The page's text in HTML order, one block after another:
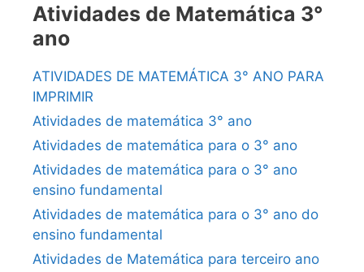
Atividades de Matemática 3°
ano
ATIVIDADES DE MATEMÁTICA 3° ANO PARA
IMPRIMIR
Atividades de matemática 3° ano
Atividades de matemática para o 3° ano
Atividades de matemática para o 3° ano
ensino fundamental
Atividades de matemática para o 3° ano do
ensino fundamental
Atividades de Matemática para terceiro ano